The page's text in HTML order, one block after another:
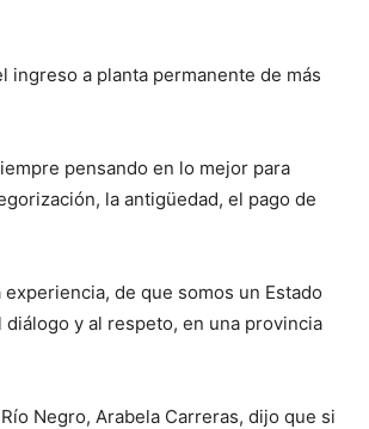
ingreso a planta permanente de más
pensando en lo mejor para
la antigüedad, el pago de
de que somos un Estado
y al respeto, en una provincia
Negro, Arabela Carreras, dijo que si